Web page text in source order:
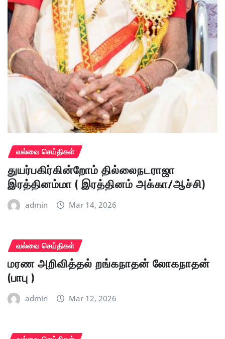
வல்வை செய்திகள்
துயர்பகிர்கின்றோம் தில்லைநடராஜா
இரத்தினம்மா ( இரத்தினம் அக்கா/ஆச்சி)
admin Mar 14, 2026
வல்வை செய்திகள்
மரண அறிவித்தல் றங்கநாதன் லோகநாதன்
(பாபு )
admin Mar 12, 2026